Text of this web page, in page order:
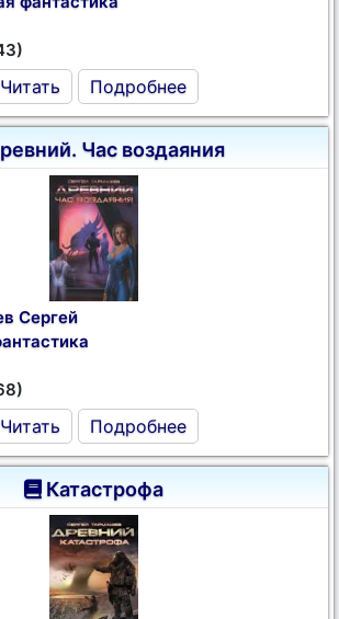
Читать Подробнее
Час воздаяния
Сергей
Читать Подробнее
Катастрофа